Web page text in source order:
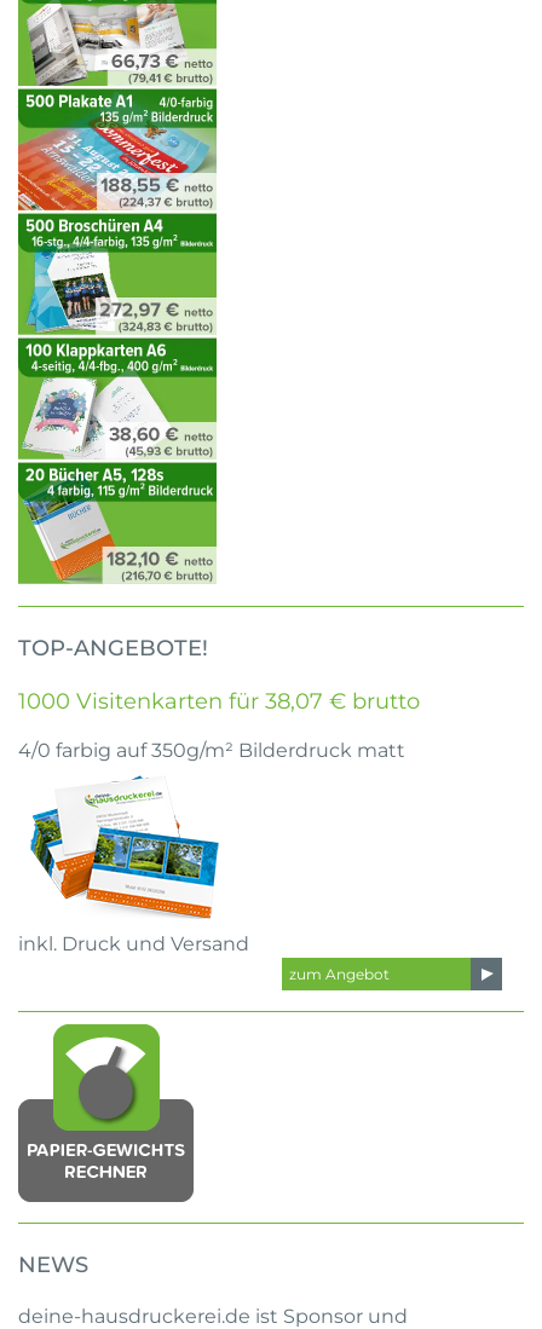
TOP-ANGEBOTE!
1000 Visitenkarten für 38,07 € brutto
4/0 farbig auf 350g/m² Bilderdruck matt
inkl. Druck und Versand
zum Angebot
NEWS
deine-hausdruckerei.de ist Sponsor und